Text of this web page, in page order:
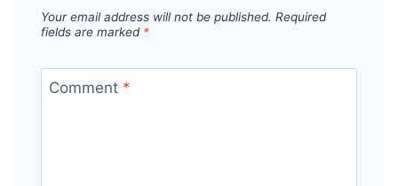
Your email address will not be published. Required
fields are marked *
Comment *